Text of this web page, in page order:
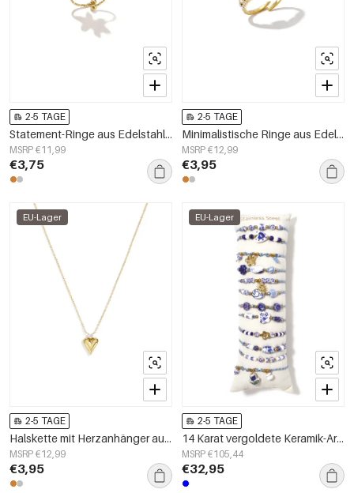
2-5 TAGE
Statement-Ringe aus Edelstahl, Blumenmuster, schlichte Serie, Damenschmuck
MSRP €11,99
€3,75
2-5 TAGE
Minimalistische Ringe aus Edelstahl, Ellipsenform, schlichte Alltags-Serie, Damenschmuck
MSRP €12,99
€3,95
EU-Lager
2-5 TAGE
Halskette mit Herzanhänger aus Edelstahl, schlichte Serie „Alltagsschmuck“, Damenschmuck
MSRP €12,99
€3,95
EU-Lager
2-5 TAGE
14 Karat vergoldete Keramik-Armbandsets, Blumenmuster, Urlaubs-/Strandmotiv, ethnische Serie, Damenschmuck
MSRP €105,44
€32,95